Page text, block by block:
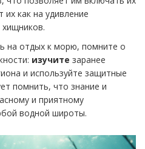
как на удивление
на отдых к морю, помните о
изучите заранее
и используйте защитные
помнить, что знание и
и приятному
водной широты.